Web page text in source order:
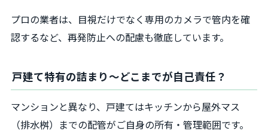
プロの業者は、目視だけでなく専用のカメラで管内を確
認するなど、再発防止への配慮も徹底しています。
戸建て特有の詰まり～どこまでが自己責任？
マンションと異なり、戸建てはキッチンから屋外マス
（排水桝）までの配管がご自身の所有・管理範囲です。